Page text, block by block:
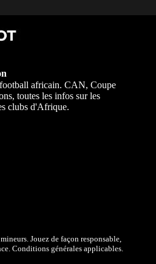
africain. CAN, Coupe
toutes les infos sur les
clubs d'Afrique.
Jouez de façon responsable,
Conditions générales applicables.